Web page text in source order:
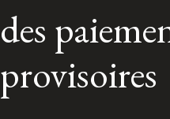
Réseau des anciens
Contactez-nous
des
provisoires